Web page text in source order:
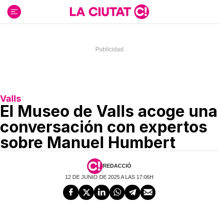
contenido
Valls
El Museo de Valls acoge una
conversación con expertos
sobre Manuel Humbert
REDACCIÓ
12 DE JUNIO DE 2025 A LAS 17:06H